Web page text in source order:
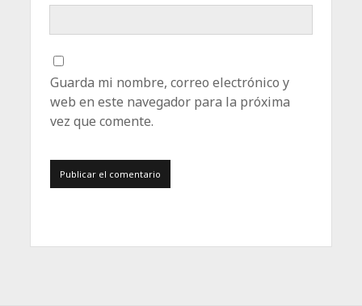
Guarda mi nombre, correo electrónico y
web en este navegador para la próxima
vez que comente.